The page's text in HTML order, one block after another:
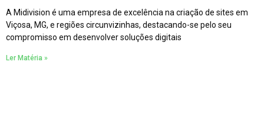
A Midivision é uma empresa de excelência na criação de sites em
Viçosa, MG, e regiões circunvizinhas, destacando-se pelo seu
compromisso em desenvolver soluções digitais
Ler Matéria »